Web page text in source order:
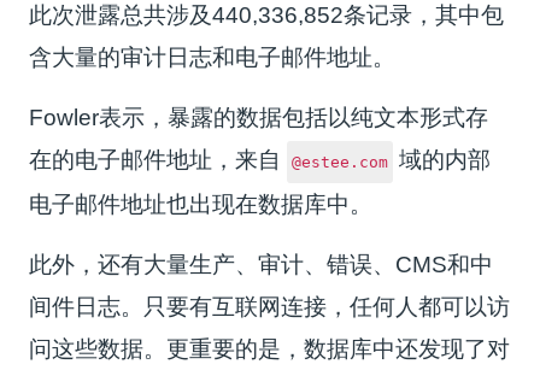
此次泄露总共涉及440,336,852条记录，其中包
含大量的审计日志和电子邮件地址。
Fowler表示，暴露的数据包括以纯文本形式存
在的电子邮件地址，来自
@estee.com
域的内部
电子邮件地址也出现在数据库中。
此外，还有大量生产、审计、错误、CMS和中
间件日志。只要有互联网连接，任何人都可以访
问这些数据。更重要的是，数据库中还发现了对